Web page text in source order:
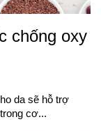
chống oxy
da sẽ hỗ trợ
cơ...